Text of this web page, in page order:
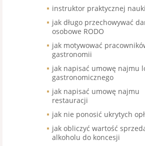
instruktor praktycznej
jak długo przechowywać
osobowe RODO
jak motywować
gastronomii
jak napisać umowę najmu
gastronomicznego
jak napisać umowę najmu
restauracji
jak nie ponosić ukrytych
jak obliczyć wartość
alkoholu do koncesji